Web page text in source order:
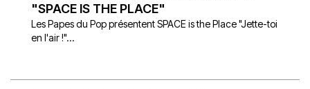
"SPACE IS THE PLACE"
Les Papes du Pop présentent SPACE is the Place "Jette-toi
en l'air !"...